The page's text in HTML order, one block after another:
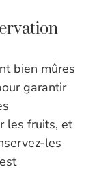
bien mûres
garantir
les fruits, et
les